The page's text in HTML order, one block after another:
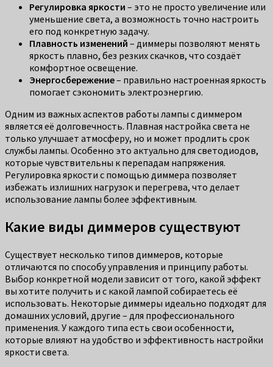
Регулировка яркости – это не просто увеличение или
уменьшение света, а возможность точно настроить
его под конкретную задачу.
Плавность изменений – диммеры позволяют менять
яркость плавно, без резких скачков, что создаёт
комфортное освещение.
Энергосбережение– правильно настроенная яркость
помогает сэкономить электроэнергию.
Одним из важных аспектов работы лампы с диммером
является её долговечность. Плавная настройка света не
только улучшает атмосферу, но и может продлить срок
службы лампы. Особенно это актуально для светодиодов,
которые чувствительны к перепадам напряжения.
Регулировка яркости с помощью диммера позволяет
избежать излишних нагрузок и перегрева, что делает
использование лампы более эффективным.
Какие виды диммеров существуют
Существует несколько типов диммеров, которые
отличаются по способу управления и принципу работы.
Выбор конкретной модели зависит от того, какой эффект
вы хотите получить и с какой лампой собираетесь её
использовать. Некоторые диммеры идеально подходят для
домашних условий, другие – для профессионального
применения. У каждого типа есть свои особенности,
которые влияют на удобство и эффективность настройки
яркости света.